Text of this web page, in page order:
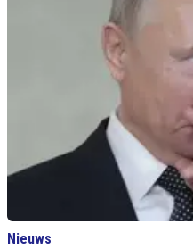
Nieuws